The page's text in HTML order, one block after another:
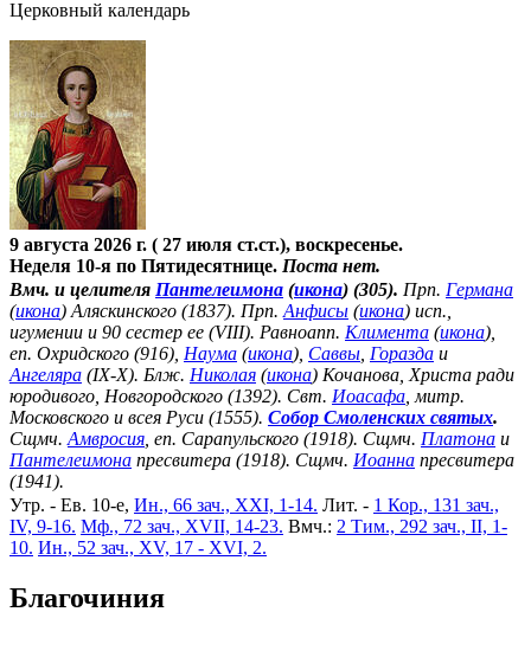
Церковный календарь
9 августа 2026 г. ( 27 июля ст.ст.), воскресенье.
Неделя 10-я по Пятидесятнице. Поста нет.
Вмч. и целителя Пантелеимона (икона) (305). Прп. Германа
(икона) Аляскинского (1837). Прп. Анфисы (икона) исп.,
игумении и 90 сестер ее (VIII). Равноапп. Климента (икона),
еп. Охридского (916), Наума (икона), Саввы Горазда и
Ангеляра (IX-X). Блж. Николая (икона) Кочанова, Христа ради
юродивого, Новгородского (1392). Свт. Иоасафа , митр.
Московского и всея Руси (1555). Собор Смоленских святых.
Сщмч. Амвросия , еп. Сарапульского (1918). Сщмч. Платона и
Пантелеимона пресвитера (1918). Сщмч. Иоанна пресвитера
(1941).
Утр. - Ев. 10-е, Ин., 66 зач., XXI, 1-14. Лит. - 1 Кор., 131 зач.,
IV, 9-16. Мф., 72 зач., XVII, 14-23. Вмч.: 2 Тим., 292 зач., II, 1-
10. Ин., 52 зач., XV, 17 - XVI, 2.
Благочиния